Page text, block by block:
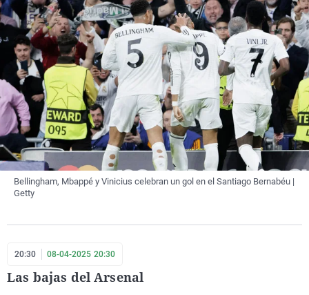
Bellingham, Mbappé y Vinicius celebran un gol en el Santiago Bernabéu |
Getty
20:30 08-04-2025 20:30
Las bajas del Arsenal